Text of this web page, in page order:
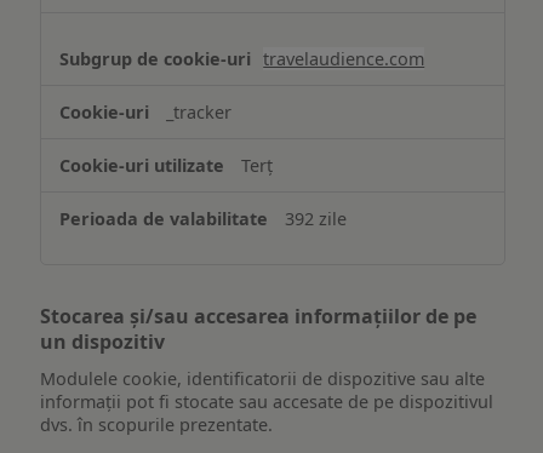
travelaudience.com
_tracker
Terț
392 zile
Stocarea și/sau accesarea informațiilor de pe
un dispozitiv
Modulele cookie, identificatorii de dispozitive sau alte
informații pot fi stocate sau accesate de pe dispozitivul
dvs. în scopurile prezentate.